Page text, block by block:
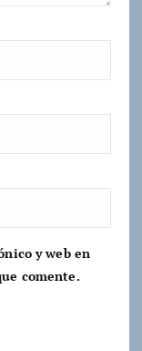
y web en
comente.